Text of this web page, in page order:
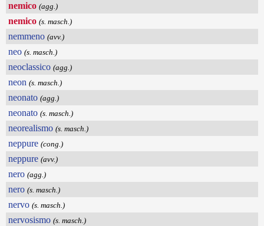
nemico (agg.)
nemico (s. masch.)
nemmeno (avv.)
neo (s. masch.)
neoclassico (agg.)
neon (s. masch.)
neonato (agg.)
neonato (s. masch.)
neorealismo (s. masch.)
neppure (cong.)
neppure (avv.)
nero (agg.)
nero (s. masch.)
nervo (s. masch.)
nervosismo (s. masch.)